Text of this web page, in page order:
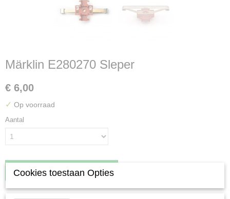
Märklin E280270 Sleper
€ 6,00
✓ Op voorraad
Aantal
IN WINKELWAGEN
Cookies toestaan Opties